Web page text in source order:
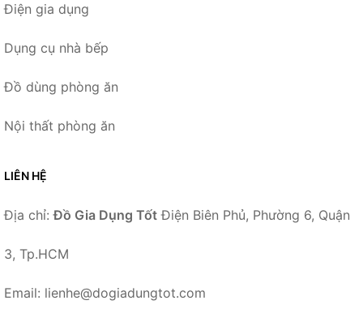
Điện gia dụng
Dụng cụ nhà bếp
Đồ dùng phòng ăn
Nội thất phòng ăn
LIÊN HỆ
Địa chỉ:Đồ Gia Dụng Tốt Điện Biên Phủ, Phường 6, Quận
3, Tp.HCM
Email: lienhe@dogiadungtot.com